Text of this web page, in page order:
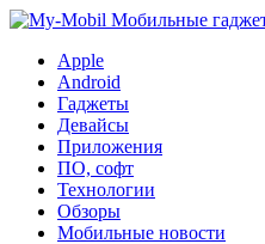
Apple
Android
Гаджеты
Девайсы
Приложения
ПО, софт
Технологии
Обзоры
Мобильные новости